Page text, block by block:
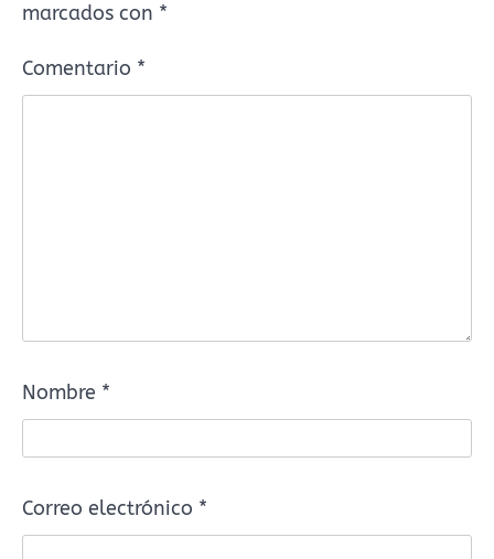
marcados con *
Comentario *
Nombre *
Correo electrónico *